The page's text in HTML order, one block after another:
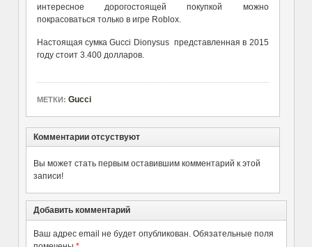
интересное дорогостоящей покупкой можно
покрасоваться только в игре Roblox.
Настоящая сумка Gucci Dionysus представленная в 2015
году стоит 3.400 долларов.
МЕТКИ: Gucci
Комментарии отсуствуют
Вы может стать первым оставившим комментарий к этой
записи!
Добавить комментарий
Ваш адрес email не будет опубликован. Обязательные поля